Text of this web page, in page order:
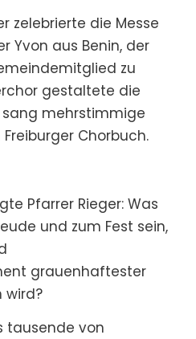
zelebrierte die Messe
Yvon aus Benin, der
zu
gestaltete die
sang mehrstimmige
Chorbuch.
Pfarrer Rieger: Was
und zum Fest sein,
grauenhaftester
wird?
tausende von